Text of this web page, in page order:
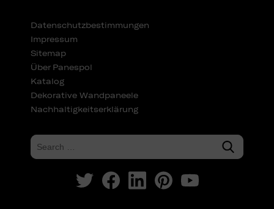
Datenschutzbestimmungen
Impressum
Sitemap
Über Panespol
Katalog
Dekorative Wandpaneele
Nachhaltigkeitserklärung